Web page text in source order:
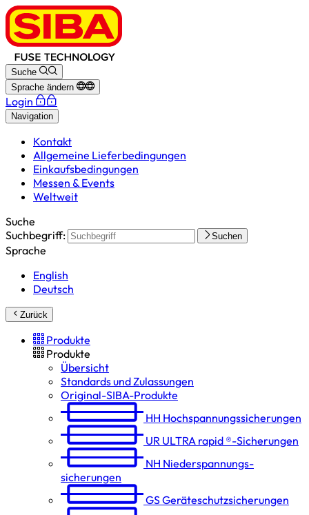
Suche
Sprache ändern
Login
Navigation
Kontakt
Allgemeine Lieferbedingungen
Einkaufsbedingungen
Messen & Events
Weltweit
Suche
Suchbegriff:
Suchen
Sprache
English
Deutsch
Zurück
Produkte
Produkte
Übersicht
Standards und Zulassungen
Original-SIBA-Produkte
HH Hochspannungs­sicherungen
UR ULTRA rapid ®-Sicherungen
NH Niederspannungs­
sicherungen
GSGeräteschutz­sicherungen